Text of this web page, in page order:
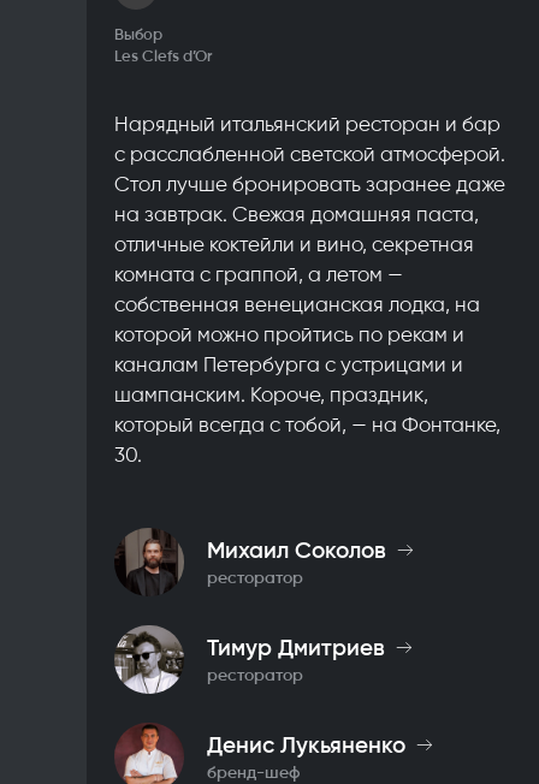
Выбор
Les Clefs d’Or
Нарядный итальянский ресторан и бар
с расслабленной светской атмосферой.
Стол лучше бронировать заранее даже
на завтрак. Свежая домашняя паста,
отличные коктейли и вино, секретная
комната с граппой, а летом —
собственная венецианская лодка, на
которой можно пройтись по рекам и
каналам Петербурга с устрицами и
шампанским. Короче, праздник,
который всегда с тобой, — на Фонтанке,
30.
Михаил Соколов
ресторатор
Тимур Дмитриев
ресторатор
Денис Лукьяненко
бренд-шеф